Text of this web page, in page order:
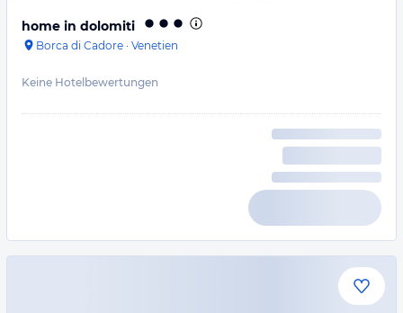
home in dolomiti
Borca di Cadore · Venetien
Keine Hotelbewertungen